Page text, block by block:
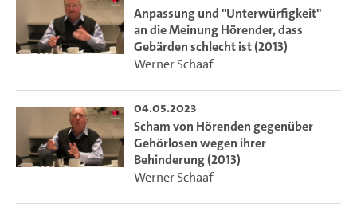
Anpassung und "Unterwürfigkeit"
an die Meinung Hörender, dass
Gebärden schlecht ist (2013)
Werner Schaaf
04.05.2023
Scham von Hörenden gegenüber
Gehörlosen wegen ihrer
Behinderung (2013)
Werner Schaaf